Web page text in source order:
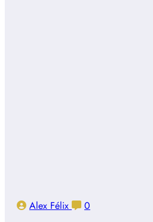
Alex Félix 0